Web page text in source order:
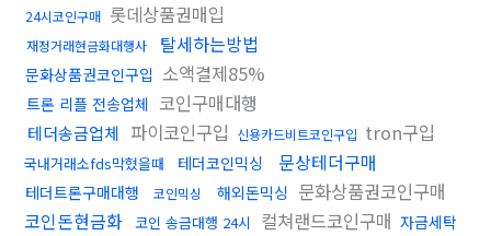
24시코인구매 롯데상품권매입
재정거래현금화대행사 탈세하는방법
문화상품권코인구입 소액결제85%
트론 리플 전송업체 코인구매대행
테더송금업체 파이코인구입 신용카드비트코인구입 tron구입
국내거래소fds막혔을때 테더코인믹싱 문상테더구매
테더트론구매대행 코인믹싱 해외돈믹싱 문화상품권코인구매
코인돈현금화 코인 송금대행 24시 컬쳐랜드코인구매 자금세탁